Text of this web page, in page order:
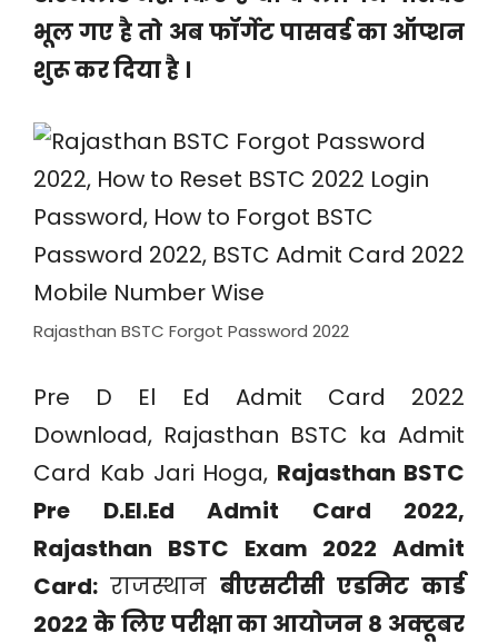
भूल गए है तो अब फॉर्गेट पासवर्ड का ऑप्शन
शुरू कर दिया है ।
Rajasthan BSTC Forgot Password 2022
Pre D El Ed Admit Card 2022
Download, Rajasthan BSTC ka Admit
Card Kab Jari Hoga, Rajasthan BSTC
Pre D.El.Ed Admit Card 2022,
Rajasthan BSTC Exam 2022 Admit
Card:राजस्थान बीएसटीसी एडमिट कार्ड
2022 के लिए परीक्षा का आयोजन 8 अक्टूबर